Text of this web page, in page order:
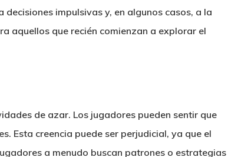
impulsivas y, en algunos casos, a la
aquellos que recién comienzan a explorar el
de azar. Los jugadores pueden sentir que
Esta creencia puede ser perjudicial, ya que el
a menudo buscan patrones o estrategias